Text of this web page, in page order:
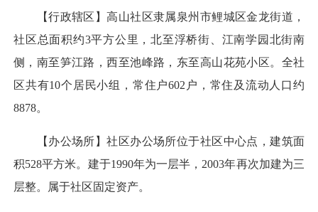
【行政辖区】高山社区隶属泉州市鲤城区金龙街道，
社区总面积约3平方公里，北至浮桥街、江南学园北街南
侧，南至笋江路，西至池峰路，东至高山花苑小区。全社
区共有10个居民小组，常住户602户，常住及流动人口约
8878。
【办公场所】社区办公场所位于社区中心点，建筑面
积528平方米。建于1990年为一层半，2003年再次加建为三
层整。属于社区固定资产。